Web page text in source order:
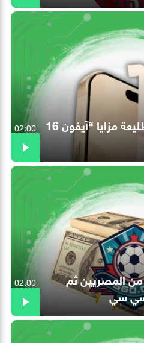
الذكاء الاصطناعي في طليعة مزايا “آيفون 16
02:00
من المصريين ثم
سي
02:00